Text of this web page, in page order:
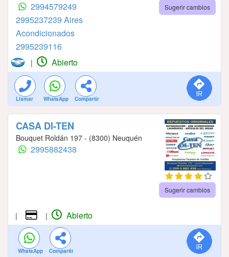
2994579249
2995237239 Aires
Acondicionados
2995239116
Sugerir cambios
| Abierto
Llamar WhatsApp Compartir
CASA DI-TEN
Bouquet Roldán 197 - (8300) Neuquén
2995882438
Sugerir cambios
| | Abierto
WhatsApp Compartir